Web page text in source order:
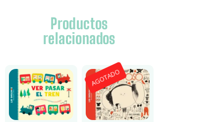
Productos
relacionados
AGOTADO